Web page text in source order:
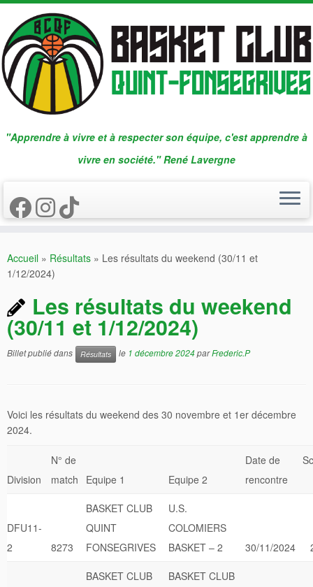
Passer
contenu
"Apprendre à vivre et à respecter son équipe, c'est apprendre à
vivre en société." René Lavergne
Accueil » Résultats » Les résultats du weekend (30/11 et
1/12/2024)
Les résultats du weekend
(30/11 et 1/12/2024)
Billet publié dans Résultats le 1 décembre 2024parFrederic.P
Voici les résultats du weekend des 30 novembre et 1er décembre
2024.
Division
N° de
match
Equipe 1 Equipe 2
Date de
rencontre
DFU11-
2
8273
BASKET CLUB
QUINT
FONSEGRIVES
U.S.
COLOMIERS
BASKET – 2
30/11/2024
BASKET CLUB
BASKET CLUB